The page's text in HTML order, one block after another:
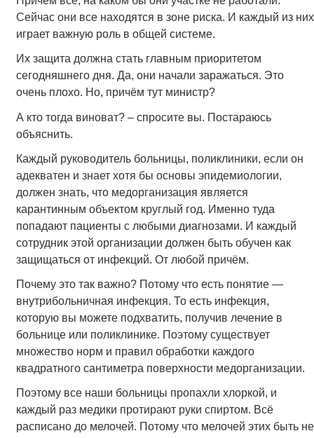
Сейчас они все находятся в зоне риска. И каждый из них
играет важную роль в общей системе.
Их защита должна стать главным приоритетом
сегодняшнего дня. Да, они начали заражаться. Это
очень плохо. Но, причём тут министр?
А кто тогда виноват? – спросите вы. Постараюсь
объяснить.
Каждый руководитель больницы, поликлиники, если он
адекватен и знает хотя бы основы эпидемиологии,
должен знать, что медорганизация является
карантинным объектом круглый год. Именно туда
попадают пациенты с любыми диагнозами. И каждый
сотрудник этой организации должен быть обучен как
защищаться от инфекций. От любой причём.
Почему это так важно? Потому что есть понятие —
внутрибольничная инфекция. То есть инфекция,
которую вы можете подхватить, получив лечение в
больнице или поликлинике. Поэтому существует
множество норм и правил обработки каждого
квадратного сантиметра поверхности медорганизации.
Поэтому все наши больницы пропахли хлоркой, и
каждый раз медики протирают руки спиртом. Всё
расписано до мелочей. Потому что мелочей этих быть не